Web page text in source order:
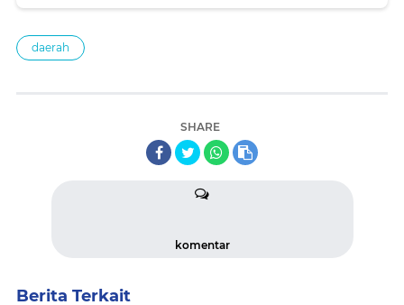
daerah
SHARE
komentar
Berita Terkait